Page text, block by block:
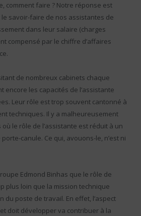
comment faire ? Notre réponse est
savoir-faire de nos assistantes de
dans leur salaire (charges
compensé par le chiffre d’affaires
de nombreux cabinets chaque
encore les capacités de l’assistante
Leur rôle est trop souvent cantonné à
techniques. Il y a malheureusement
le rôle de l’assistante est réduit à un
canule. Ce qui, avouons-le, n’est ni
Edmond Binhas que le rôle de
plus loin que la mission technique
du poste de travail. En effet, l’aspect
doit développer va contribuer à la